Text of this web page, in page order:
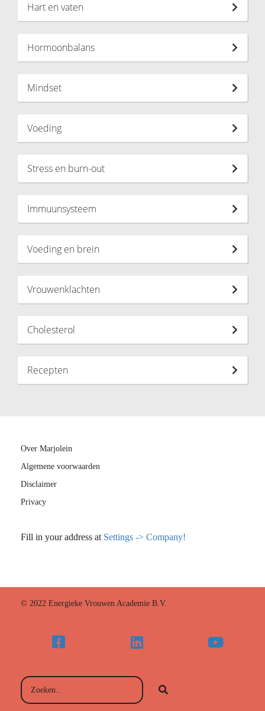
Hart en vaten
Hormoonbalans
Mindset
Voeding
Stress en burn-out
Immuunsysteem
Voeding en brein
Vrouwenklachten
Cholesterol
Recepten
Over Marjolein
Algemene voorwaarden
Disclaimer
Privacy
Fill in your address at Settings -> Company!
© 2022 Energieke Vrouwen Academie B.V.